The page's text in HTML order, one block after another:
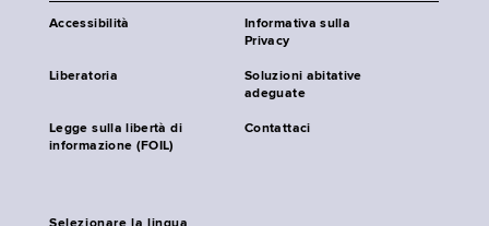
Accessibilità
Informativa sulla
Privacy
Liberatoria
Soluzioni abitative
adeguate
Legge sulla libertà di
informazione (FOIL)
Contattaci